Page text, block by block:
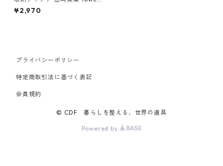
タワー マグネットインスタン
トスティックホルダー ホワイ
¥2,970
プライバシーポリシー
特定商取引法に基づく表記
会員規約
© CDF 暮らしを整える、世界の道具
Powered by